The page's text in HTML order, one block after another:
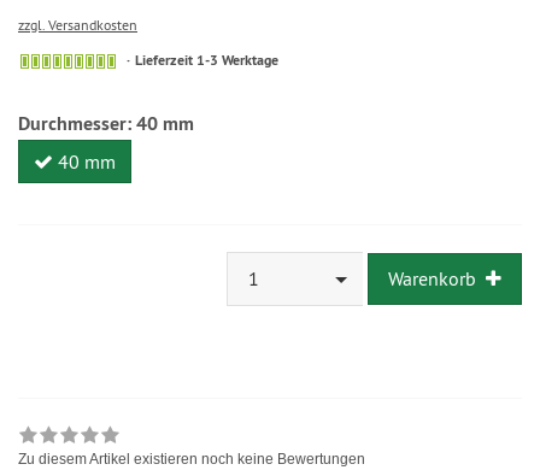
zzgl. Versandkosten
Lieferzeit 1-3 Werktage
Durchmesser:40 mm
40 mm
1 Warenkorb
Zu diesem Artikel existieren noch keine Bewertungen